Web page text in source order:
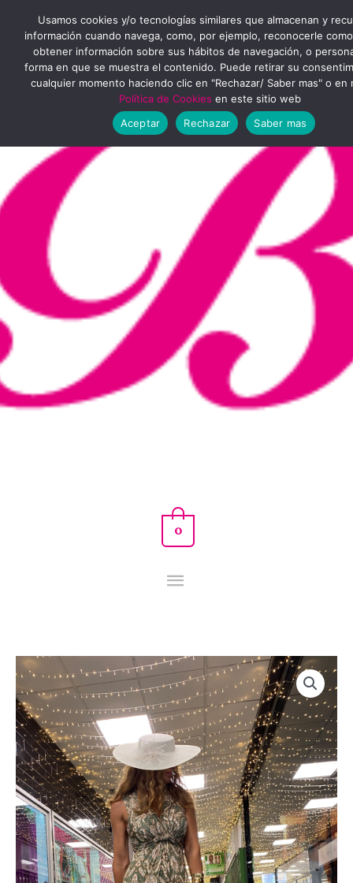
contenido
MENÚ
PRINCIPAL
0
VESTIDO
ALICIA
cantidad
Usamos cookies y/o tecnologías similares que almacenan y
información cuando navega, como, por ejemplo, reconocerle
obtener información sobre sus hábitos de navegación, o
forma en que se muestra el contenido. Puede retirar su
cualquier momento haciendo clic en "Rechazar/ Saber mas" o en
Política de Cookies en este sitio web
Aceptar
Rechazar Saber mas